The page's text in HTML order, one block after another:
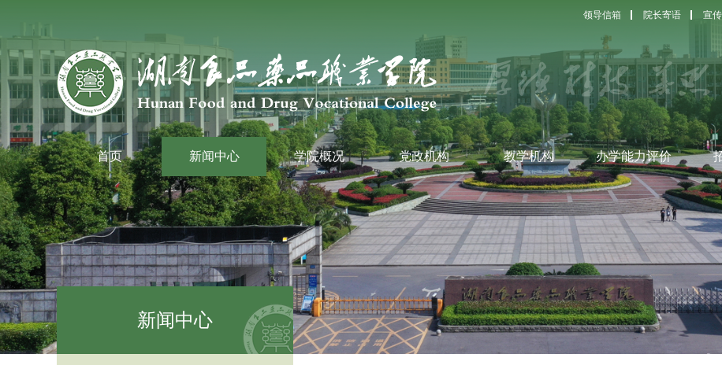
领导信箱 院长寄语 宣
首页 新闻中心 学院概况 党政机构 教学机构 办学能力评价
新闻中心